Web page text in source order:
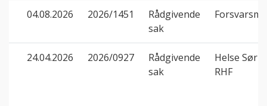
04.08.2026 2026/1451
Rådgivende
sak
24.04.2026 2026/0927
Rådgivende
sak
Helse Sør-
RHF